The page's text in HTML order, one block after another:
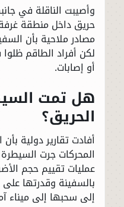
وأصيبت الناقلة في
حريق داخل منطقة غرفة
مصادر ملاحية بأن
لكن أفراد الطاقم
أو إصابات.
هل تمت
الحريق؟
أفادت تقارير دولية
المحركات جرت
عمليات تقييم حجم
بالسفينة وقدرتها على
إلى سحبها إلى ميناء